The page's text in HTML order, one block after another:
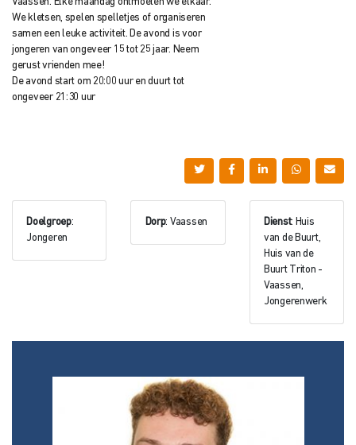
We kletsen, spelen spelletjes of organiseren
samen een leuke activiteit. De avond is voor
jongeren van ongeveer 15 tot 25 jaar. Neem
gerust vrienden mee!
De avond start om 20:00 uur en duurt tot
ongeveer 21:30 uur
Doelgroep:
Jongeren
Dorp: Vaassen Dienst: Huis
van de Buurt,
Huis van de
Buurt Triton -
Vaassen,
Jongerenwerk